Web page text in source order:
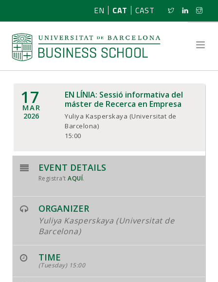
EN CAT CAST
SOBRE NOSALTRES
NOTÍCIES
ACTIVITATS
JOB MARKET
SEARCH SITE
17
MAR
2026
EN LÍNIA: Sessió informativa del
máster de Recerca en Empresa
Yuliya Kasperskaya (Universitat de
Barcelona)
15:00
EVENT DETAILS
Registra’tAQUÍ.
ORGANIZER
Yuliya Kasperskaya (Universitat de
Barcelona)
TIME
(Tuesday) 15:00